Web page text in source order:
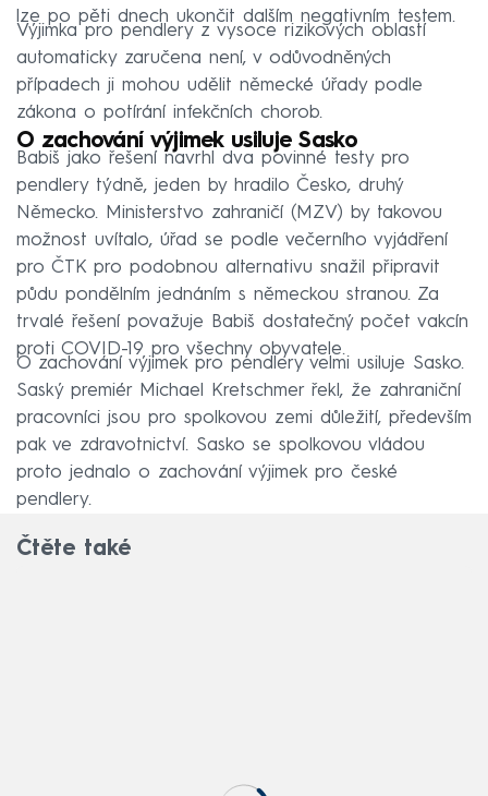
lze po pěti dnech ukončit dalším negativním testem.
Výjimka pro pendlery z vysoce rizikových oblastí
automaticky zaručena není, v odůvodněných
případech ji mohou udělit německé úřady podle
zákona o potírání infekčních chorob.
O zachování výjimek usiluje Sasko
Babiš jako řešení navrhl dva povinné testy pro
pendlery týdně, jeden by hradilo Česko, druhý
Německo. Ministerstvo zahraničí (MZV) by takovou
možnost uvítalo, úřad se podle večerního vyjádření
pro ČTK pro podobnou alternativu snažil připravit
půdu pondělním jednáním s německou stranou. Za
trvalé řešení považuje Babiš dostatečný počet vakcín
proti COVID-19 pro všechny obyvatele.
O zachování výjimek pro pendlery velmi usiluje Sasko.
Saský premiér Michael Kretschmer řekl, že zahraniční
pracovníci jsou pro spolkovou zemi důležití, především
pak ve zdravotnictví. Sasko se spolkovou vládou
proto jednalo o zachování výjimek pro české
pendlery.
Čtěte také